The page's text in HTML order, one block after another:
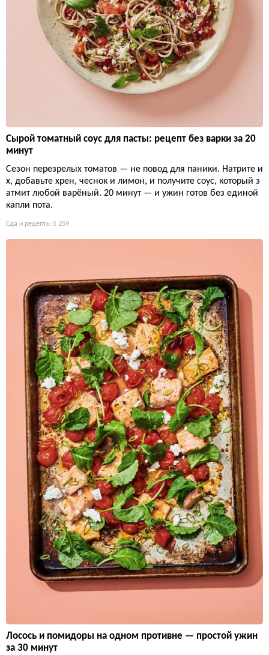
Сырой томатный соус для пасты: рецепт без варки за 20
минут
Сезон перезрелых томатов — не повод для паники. Натрите и
х, добавьте хрен, чеснок и лимон, и получите соус, который з
атмит любой варёный. 20 минут — и ужин готов без единой
капли пота.
Еда и рецепты 5 259
Лосось и помидоры на одном противне — простой ужин
за 30 минут